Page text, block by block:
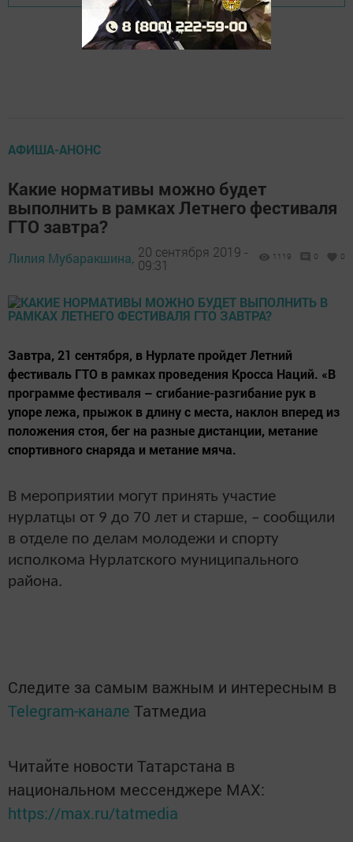
АФИША-АНОНС
Какие нормативы можно будет
выполнить в рамках Летнего фестиваля
ГТО завтра?
Лилия Мубаракшина, 20 сентября 2019 -
09:31
1119 0 0
Завтра, 21 сентября, в Нурлате пройдет Летний
фестиваль ГТО в рамках проведения Кросса Наций. «В
программе фестиваля – сгибание-разгибание рук в
упоре лежа, прыжок в длину с места, наклон вперед из
положения стоя, бег на разные дистанции, метание
спортивного снаряда и метание мяча.
В мероприятии могут принять участие
нурлатцы от 9 до 70 лет и старше, – сообщили
в отделе по делам молодежи и спорту
исполкома Нурлатского муниципального
района.
Следите за самым важным и интересным в
Telegram-канале Татмедиа
Читайте новости Татарстана в
национальном мессенджере MАХ:
https://max.ru/tatmedia